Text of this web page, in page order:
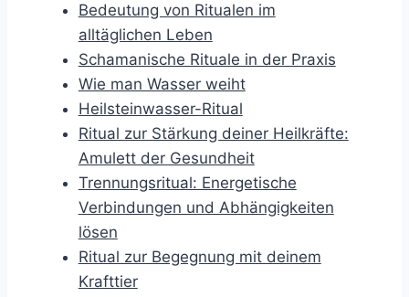
Bedeutung von Ritualen im
alltäglichen Leben
Schamanische Rituale in der Praxis
Wie man Wasser weiht
Heilsteinwasser-Ritual
Ritual zur Stärkung deiner Heilkräfte:
Amulett der Gesundheit
Trennungsritual: Energetische
Verbindungen und Abhängigkeiten
lösen
Ritual zur Begegnung mit deinem
Krafttier